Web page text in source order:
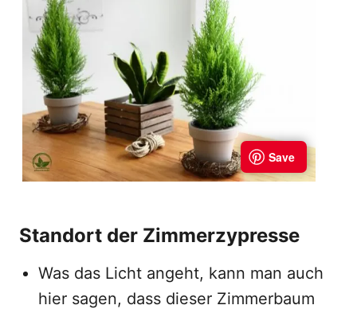
Standort der Zimmerzypresse
Was das Licht angeht, kann man auch
hier sagen, dass dieser Zimmerbaum